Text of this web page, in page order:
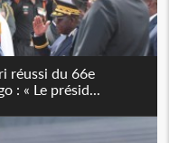
réussi du 66e
: « Le présid...